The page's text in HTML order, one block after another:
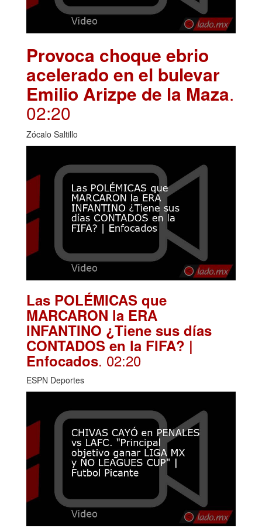
Provoca choque ebrio
acelerado en el bulevar
Emilio Arizpe de la Maza.
02:20
Zócalo Saltillo
Las POLÉMICAS que
MARCARON la ERA
INFANTINO ¿Tiene sus días
CONTADOS en la FIFA? |
Enfocados. 02:20
ESPN Deportes